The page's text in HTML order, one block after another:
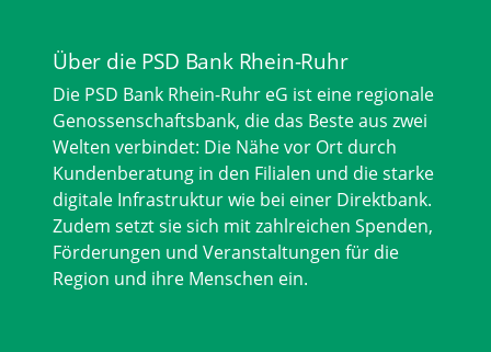
Über die PSD Bank Rhein-Ruhr
Die PSD Bank Rhein-Ruhr eG ist eine regionale
Genossenschaftsbank, die das Beste aus zwei
Welten verbindet: Die Nähe vor Ort durch
Kundenberatung in den Filialen und die starke
digitale Infrastruktur wie bei einer Direktbank.
Zudem setzt sie sich mit zahlreichen Spenden,
Förderungen und Veranstaltungen für die
Region und ihre Menschen ein.